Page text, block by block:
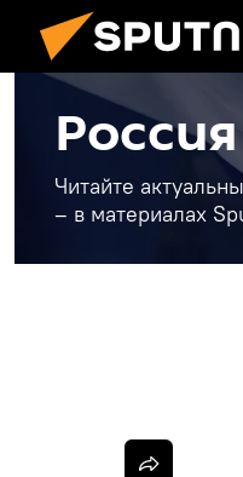
Россия
Читайте
– в материалах